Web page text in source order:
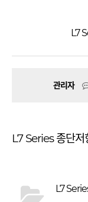
L7
관리자
L7 Series 종단저
L7